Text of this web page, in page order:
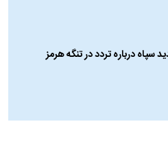
سپاه درباره تردد در تنگه هرمز